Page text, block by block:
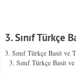
3. Sınıf Türkçe
3. Sınıf Türkçe Basit ve
3. Sınıf Türkçe Basit